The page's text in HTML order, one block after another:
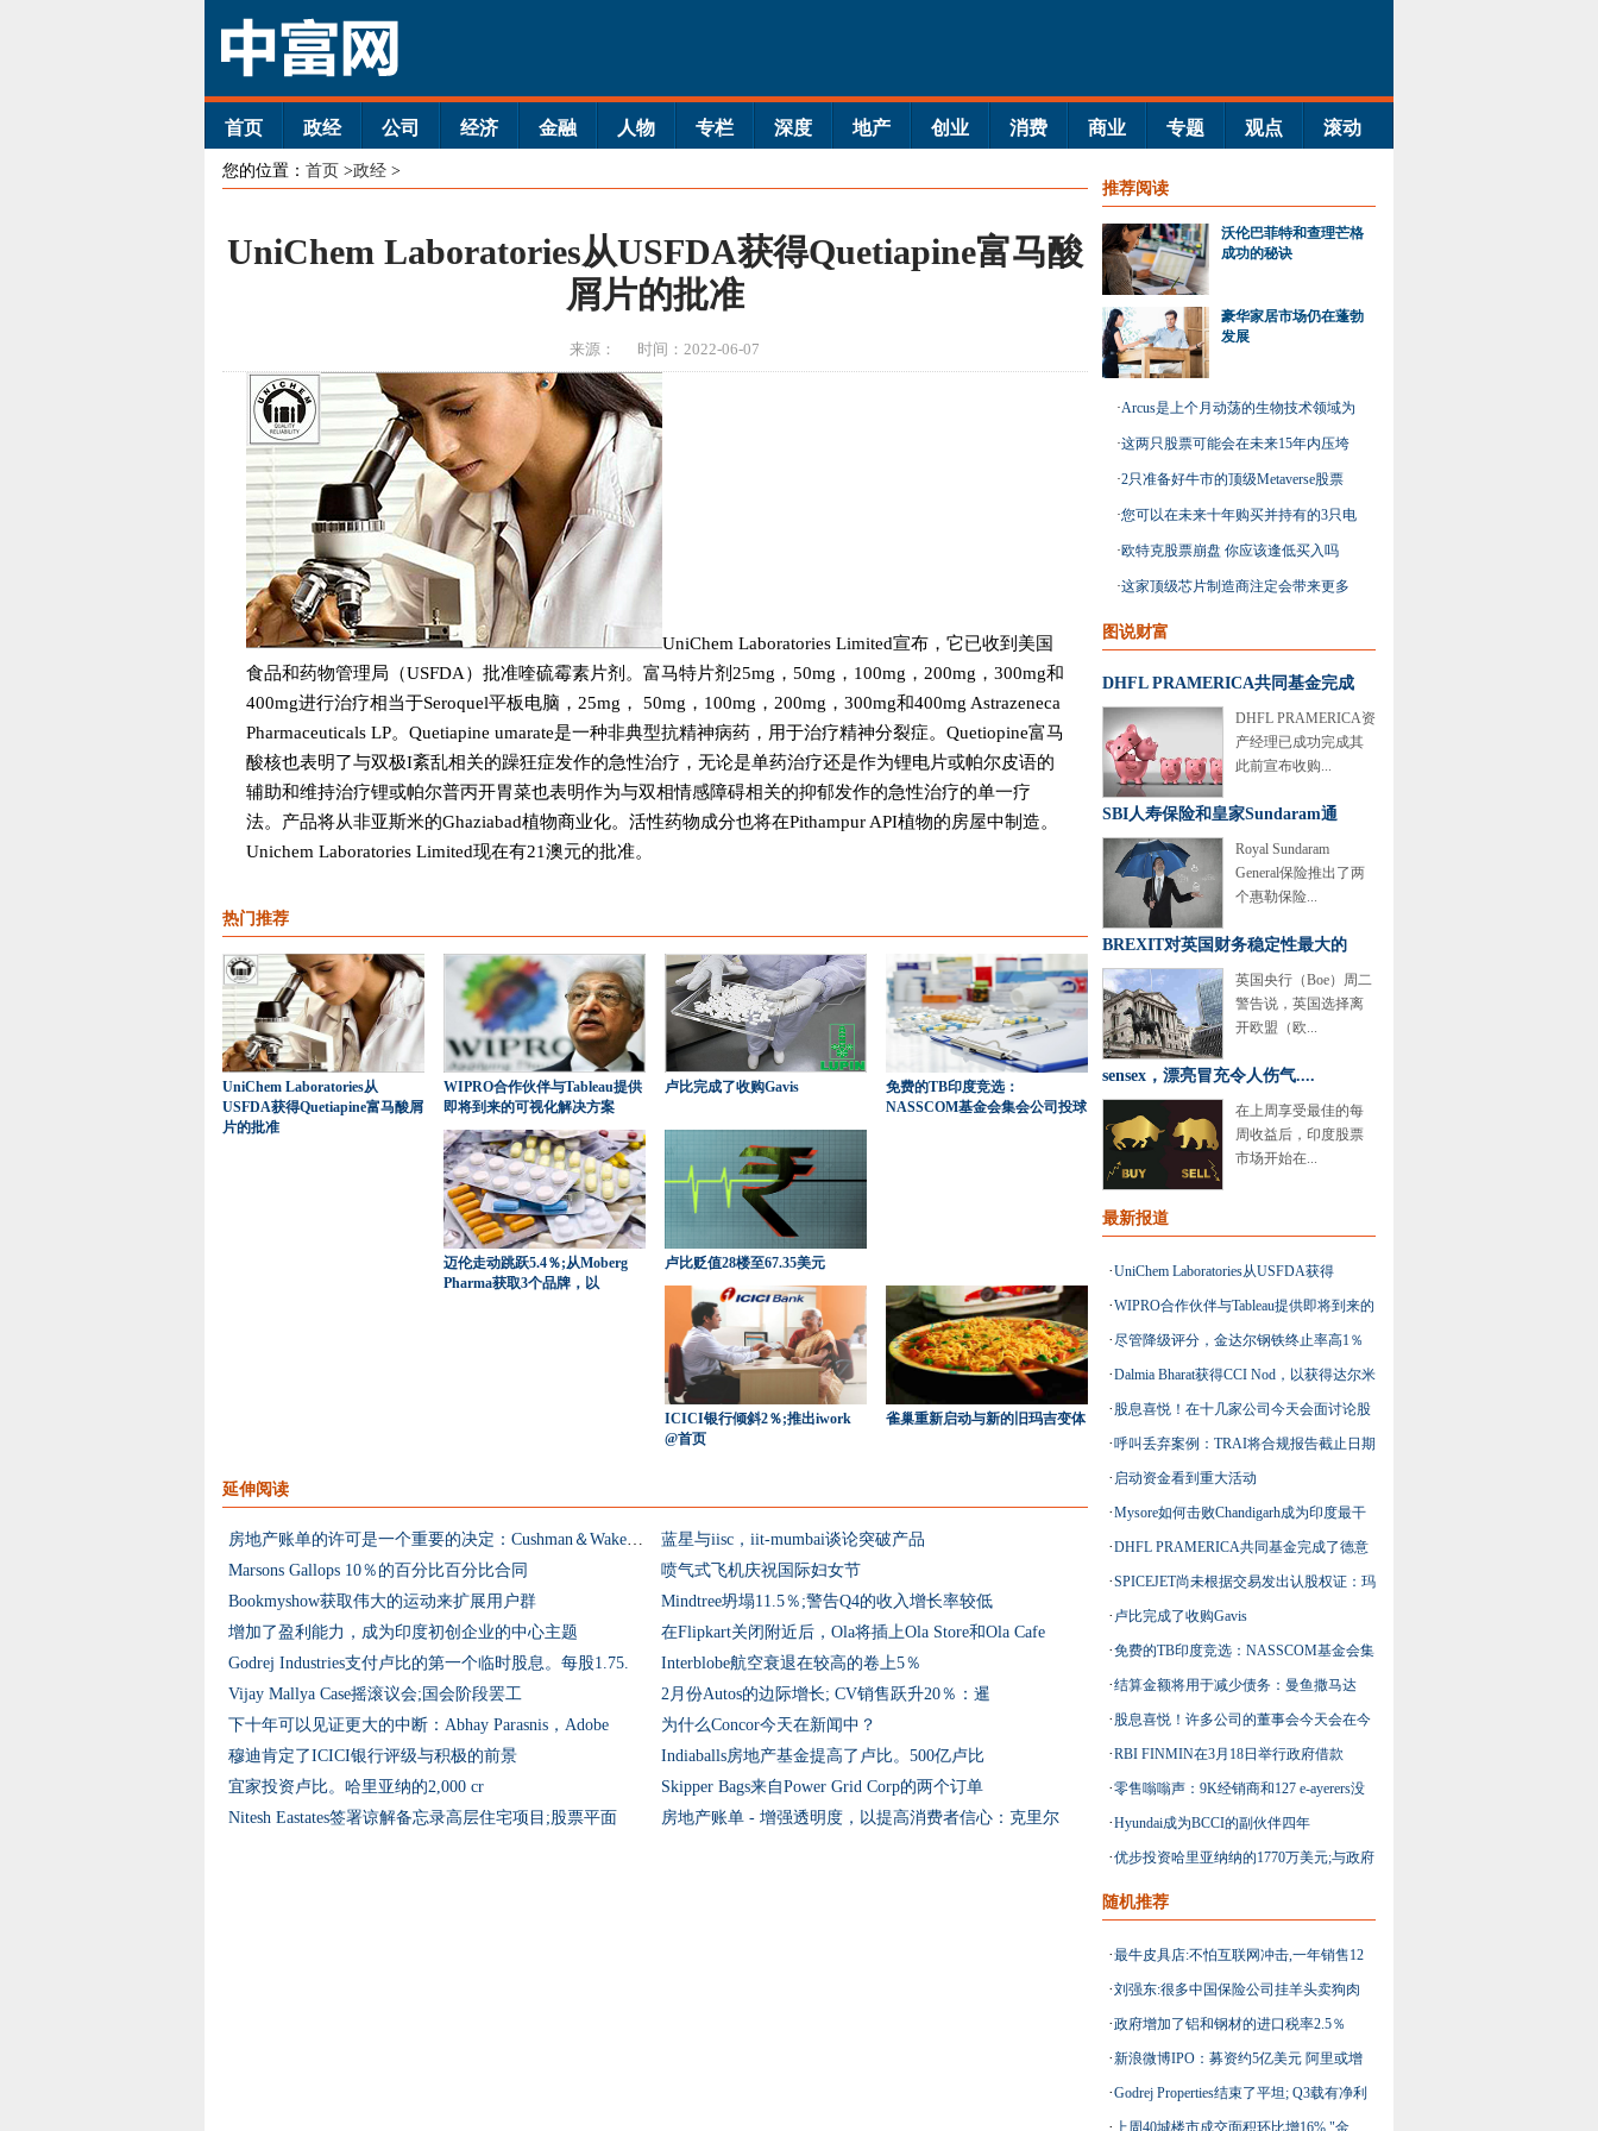
首页 政经 公司 经济 金融 人物 专栏 深度 地产 创业 消费 商业 专题 观点 滚动
您的位置： 首页 >政经 >
UniChem Laboratories从USFDA获得Quetiapine富马酸
屑片的批准
来源： 时间：2022-06-07
UniChem Laboratories Limited宣布，它已收到美国
食品和药物管理局（USFDA）批准喹硫霉素片剂。富马特片剂25mg，50mg，100mg，200mg，300mg和
400mg进行治疗相当于Seroquel平板电脑，25mg， 50mg，100mg，200mg，300mg和400mg Astrazeneca
Pharmaceuticals LP。Quetiapine umarate是一种非典型抗精神病药，用于治疗精神分裂症。Quetiopine富马
酸核也表明了与双极I紊乱相关的躁狂症发作的急性治疗，无论是单药治疗还是作为锂电片或帕尔皮语的
辅助和维持治疗锂或帕尔普丙开胃菜也表明作为与双相情感障碍相关的抑郁发作的急性治疗的单一疗
法。产品将从非亚斯米的Ghaziabad植物商业化。活性药物成分也将在Pithampur API植物的房屋中制造。
Unichem Laboratories Limited现在有21澳元的批准。
热门推荐
UniChem Laboratories从
USFDA获得Quetiapine富马酸屑
片的批准
WIPRO合作伙伴与Tableau提供
即将到来的可视化解决方案
卢比完成了收购Gavis
免费的TB印度竞选：
NASSCOM基金会集会公司投球
迈伦走动跳跃5.4％;从Moberg
Pharma获取3个品牌，以
卢比贬值28楼至67.35美元
ICICI银行倾斜2％;推出iwork
@首页
雀巢重新启动与新的旧玛吉变体
延伸阅读
房地产账单的许可是一个重要的决定：Cushman＆Wakefield.
蓝星与iisc，iit-mumbai谈论突破产品
Marsons Gallops 10％的百分比百分比合同
喷气式飞机庆祝国际妇女节
Bookmyshow获取伟大的运动来扩展用户群
Mindtree坍塌11.5％;警告Q4的收入增长率较低
增加了盈利能力，成为印度初创企业的中心主题
在Flipkart关闭附近后，Ola将插上Ola Store和Ola Cafe
Godrej Industries支付卢比的第一个临时股息。每股1.75.
Interblobe航空衰退在较高的卷上5％
Vijay Mallya Case摇滚议会;国会阶段罢工
2月份Autos的边际增长; CV销售跃升20％：暹
下十年可以见证更大的中断：Abhay Parasn​​is，Adobe
为什么Concor今天在新闻中？
穆迪肯定了ICICI银行评级与积极的前景
Indiaballs房地产基金提高了卢比。500亿卢比
宜家投资卢比。哈里亚纳的2,000 cr
Skipper Bags来自Power Grid Corp的两个订单
Nitesh Eastates签署谅解备忘录高层住宅项目;股票平面
房地产账单 - 增强透明度，以提高消费者信心：克里尔
推荐阅读
沃伦巴菲特和查理芒格
成功的秘诀
豪华家居市场仍在蓬勃
发展
·Arcus是上个月动荡的生物技术领域为
数不多的赢家之一
·这两只股票可能会在未来15年内压垮
市场
·2只准备好牛市的顶级Metaverse股票
·您可以在未来十年购买并持有的3只电
动汽车股票
·欧特克股票崩盘 你应该逢低买入吗
·这家顶级芯片制造商注定会带来更多
优势
图说财富
DHFL PRAMERICA共同基金完成
DHFL PRAMERICA资
产经理已成功完成其
此前宣布收购...
SBI人寿保险和皇家Sundaram通
Royal Sundaram
General保险推出了两
个惠勒保险...
BREXIT对英国财务稳定性最大的
英国央行（Boe）周二
警告说，英国选择离
开欧盟（欧...
sensex，漂亮冒充令人伤气....
在上周享受最佳的每
周收益后，印度股票
市场开始在...
最新报道
·UniChem Laboratories从USFDA获得
Quetiapine富马酸屑片的批准
·WIPRO合作伙伴与Tableau提供即将到来的
可视化解决方案
·尽管降级评分，金达尔钢铁终止率高1％
·Dalmia Bharat获得CCI Nod，以获得达尔米
亚水泥的15％股权
· 股息喜悦！在十几家公司今天会面讨论股
息
·呼叫丢弃案例：TRAI将合规报告截止日期
为3月14日
· 启动资金看到重大活动
·Mysore如何击败Chandigarh成为印度最干
净的城市
·DHFL PRAMERICA共同基金完成了德意
志银行资产管理业务的收购
·SPICEJET尚未根据交易发出认股权证：玛
兰
· 卢比完成了收购Gavis
·免费的TB印度竞选：NASSCOM基金会集
会公司投球
·结算金额将用于减少债务：曼鱼撒马达
· 股息喜悦！许多公司的董事会今天会在今
天讨论股息
·RBI FINMIN在3月18日举行政府借款
·零售嗡嗡声：9K经销商和127 e-ayerers没
有注册增值税和更多
·Hyundai成为BCCI的副伙伴四年
·优步投资哈里亚纳纳的1770万美元;与政府
签署谅解备忘录
随机推荐
·最牛皮具店:不怕互联网冲击,一年销售12
亿！
·刘强东:很多中国保险公司挂羊头卖狗肉
必须回归保险
·政府增加了铝和钢材的进口税率2.5％
·新浪微博IPO：募资约5亿美元 阿里或增
持至30%
·Godrej Properties结束了平坦; Q3载有净利
·